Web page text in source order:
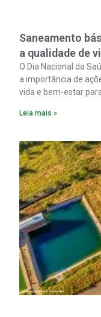
Saneamento
a qualidade de
O Dia Nacional da
a importância de
vida e bem-estar
serviços de coleta e
melhora as
Leia mais »